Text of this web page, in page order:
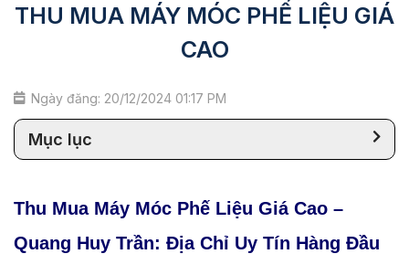
THU MUA MÁY MÓC PHẾ LIỆU GIÁ
CAO
Ngày đăng: 20/12/2024 01:17 PM
Mục lục
Thu Mua Máy Móc Phế Liệu Giá Cao –
Quang Huy Trần: Địa Chỉ Uy Tín Hàng Đầu